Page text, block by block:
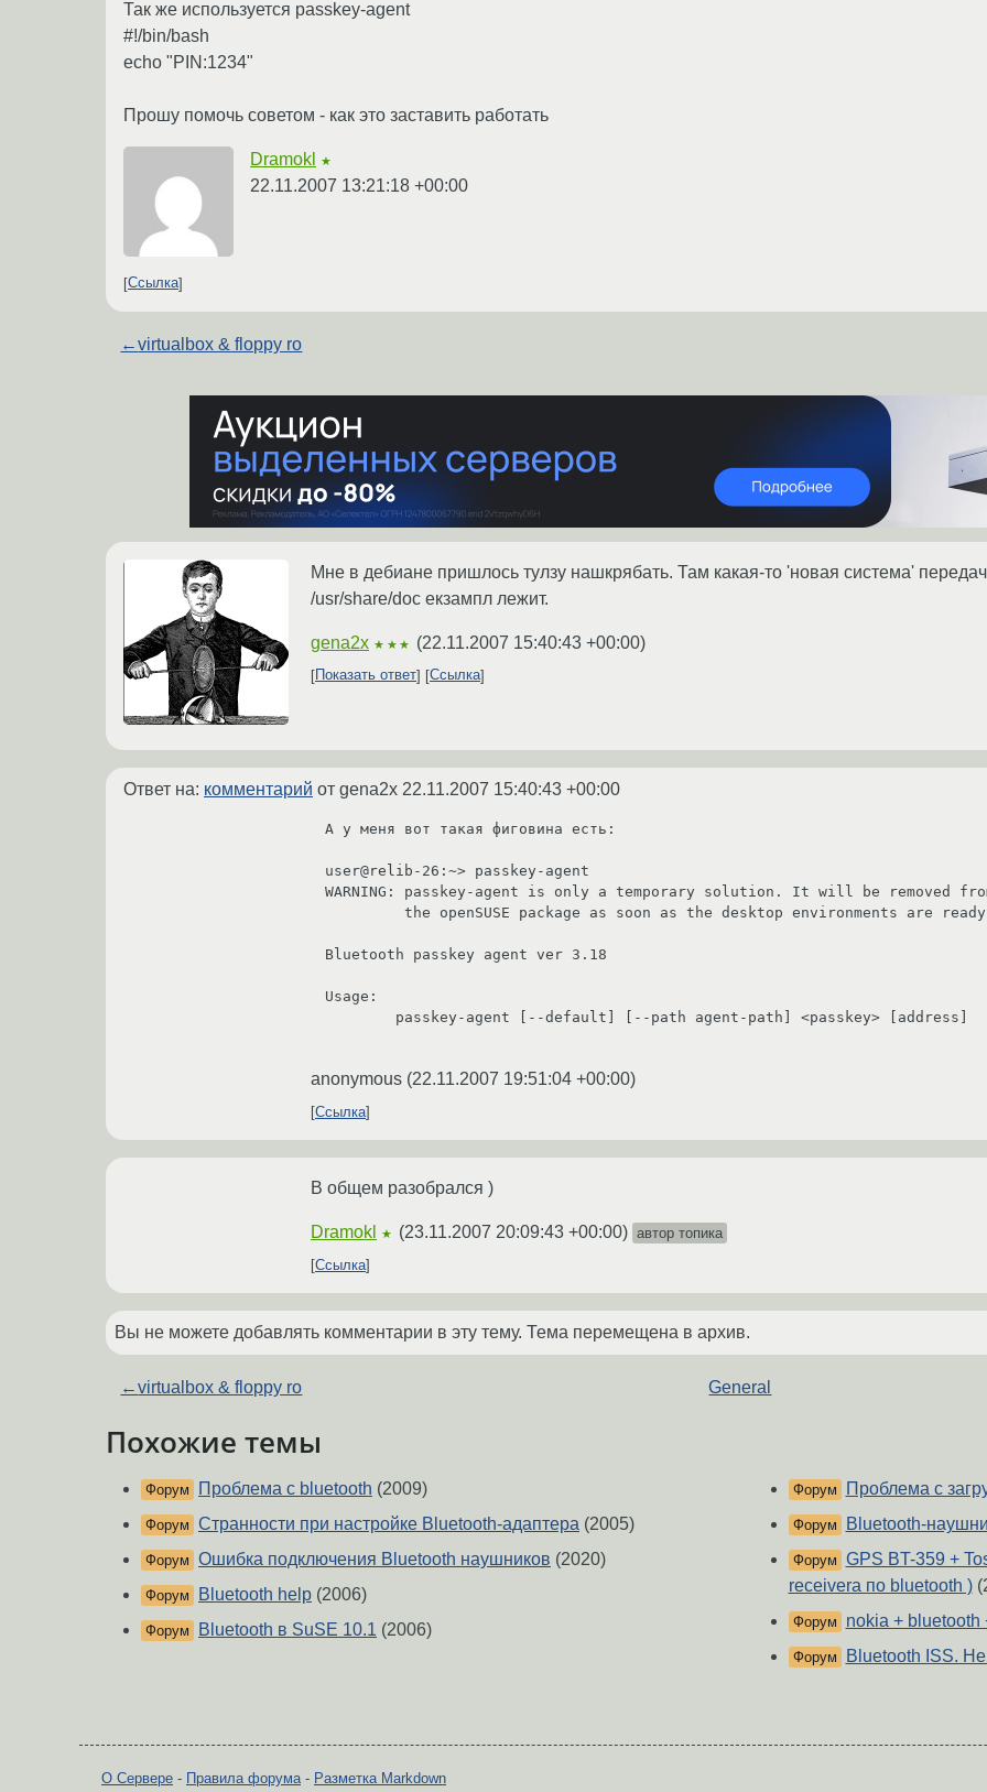
Так же используется passkey-agent
#!/bin/bash
echo "PIN:1234"
Прошу помочь советом - как это заставить работать
Dramokl ★
22.11.2007 13:21:18 +00:00
Ссылка
←virtualbox & floppy ro
Мне в дебиане пришлось тулзу нашкрябать. Там какая-то 'новая система'
/usr/share/doc екзампл лежит.
gena2x ★★★ (22.11.2007 15:40:43 +00:00)
Показать ответ Ссылка
Ответ на: комментарий от gena2x 22.11.2007 15:40:43 +00:00
А у меня вот такая фиговина есть:
user@relib-26:~> passkey-agent
WARNING: passkey-agent is only a temporary solution. It will be removed
Bluetooth passkey agent ver 3.18
Usage:
anonymous (22.11.2007 19:51:04 +00:00)
Ссылка
В общем разобрался )
Dramokl ★ (23.11.2007 20:09:43 +00:00) автор топика
Ссылка
Вы не можете добавлять комментарии в эту тему. Тема перемещена в архив.
←virtualbox & floppy ro General
Похожие темы
Форум Проблема с bluetooth (2009)
Форум Странности при настройке Bluetooth-адаптера (2005)
Форум Ошибка подключения Bluetooth наушников (2020)
Форум Bluetooth help (2006)
Форум Bluetooth в SuSE 10.1 (2006)
Форум Проблема с
Форум Bluetooth-
Форум GPS BT-359 +
receiverа по bluetooth )
Форум nokia + bluetooth
Форум Bluetooth ISS. Не
О Сервере - Правила форума - Разметка Markdown